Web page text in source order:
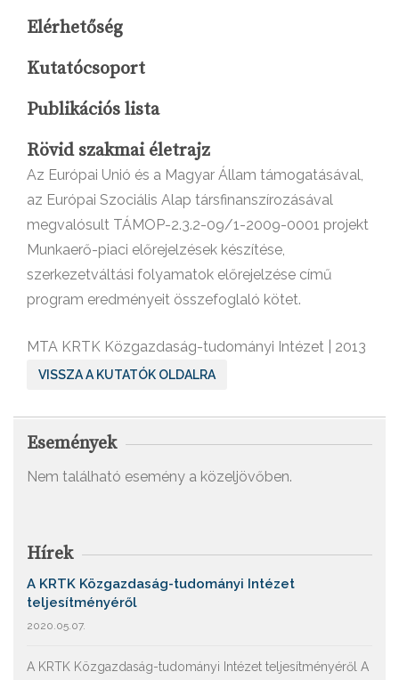
Elérhetőség
Kutatócsoport
Publikációs lista
Rövid szakmai életrajz
Az Európai Unió és a Magyar Állam támogatásával,
az Európai Szociális Alap társfinanszírozásával
megvalósult TÁMOP-2.3.2-09/1-2009-0001 projekt
Munkaerő-piaci előrejelzések készítése,
szerkezetváltási folyamatok előrejelzése című
program eredményeit összefoglaló kötet.
MTA KRTK Közgazdaság-tudományi Intézet | 2013
VISSZA A KUTATÓK OLDALRA
Események
Nem található esemény a közeljövőben.
Hírek
A KRTK Közgazdaság-tudományi Intézet
teljesítményéről
2020.05.07.
A KRTK Közgazdaság-tudományi Intézet teljesítményéről A